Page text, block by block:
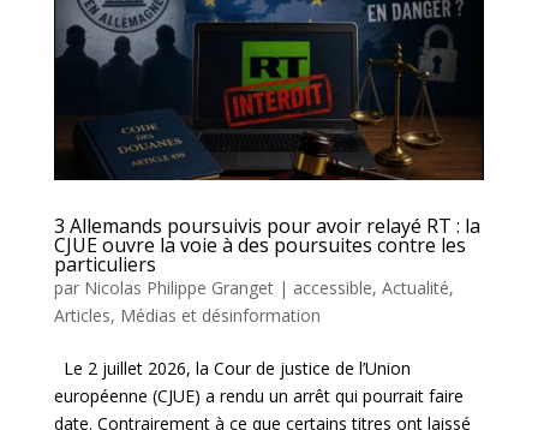
3 Allemands poursuivis pour avoir relayé RT : la
CJUE ouvre la voie à des poursuites contre les
particuliers
par Nicolas Philippe Granget| accessible, Actualité,
Articles, Médias et désinformation
Le 2 juillet 2026, la Cour de justice de l’Union
européenne (CJUE) a rendu un arrêt qui pourrait faire
date. Contrairement à ce que certains titres ont laissé